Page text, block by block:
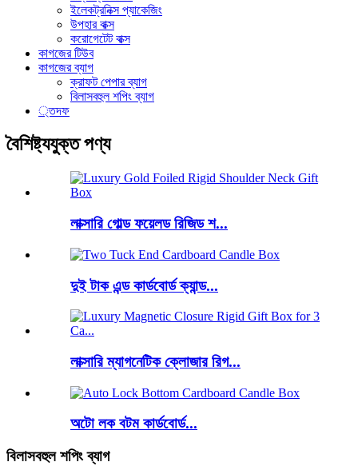
ইলেকট্রনিক্স প্যাকেজিং
উপহার বাক্স
করোগেটেট বাক্স
কাগজের টিউব
কাগজের ব্যাগ
ক্রাফট পেপার ব্যাগ
বিলাসবহুল শপিং ব্যাগ
্তদফ
বৈশিষ্ট্যযুক্ত পণ্য
লাক্সারি গোল্ড ফয়েলড রিজিড শ...
দুই টাক এন্ড কার্ডবোর্ড ক্যান্ড...
লাক্সারি ম্যাগনেটিক ক্লোজার রিগ...
অটো লক বটম কার্ডবোর্ড...
বিলাসবহুল শপিং ব্যাগ